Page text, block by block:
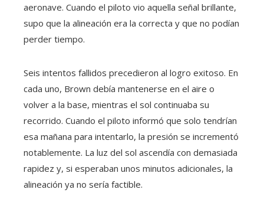
aeronave. Cuando el piloto vio aquella señal brillante,
supo que la alineación era la correcta y que no podían
perder tiempo.
Seis intentos fallidos precedieron al logro exitoso. En
cada uno, Brown debía mantenerse en el aire o
volver a la base, mientras el sol continuaba su
recorrido. Cuando el piloto informó que solo tendrían
esa mañana para intentarlo, la presión se incrementó
notablemente. La luz del sol ascendía con demasiada
rapidez y, si esperaban unos minutos adicionales, la
alineación ya no sería factible.